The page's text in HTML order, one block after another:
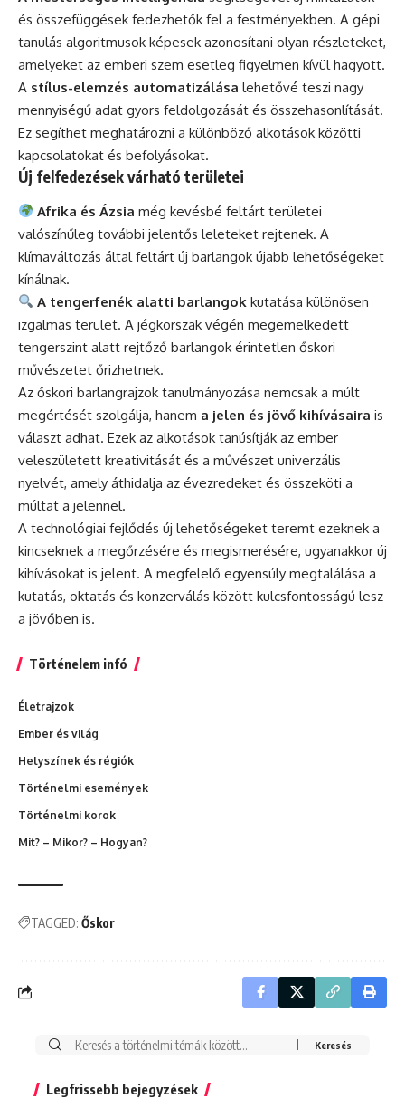
és összefüggések fedezhetők fel a festményekben. A gépi
tanulás algoritmusok képesek azonosítani olyan részleteket,
amelyeket az emberi szem esetleg figyelmen kívül hagyott.
A stílus-elemzés automatizálása lehetővé teszi nagy
mennyiségű adat gyors feldolgozását és összehasonlítását.
Ez segíthet meghatározni a különböző alkotások közötti
kapcsolatokat és befolyásokat.
Új felfedezések várható területei
Afrika és Ázsia még kevésbé feltárt területei
valószínűleg további jelentős leleteket rejtenek. A
klímaváltozás által feltárt új barlangok újabb lehetőségeket
kínálnak.
A tengerfenék alatti barlangok kutatása különösen
izgalmas terület. A jégkorszak végén megemelkedett
tengerszint alatt rejtőző barlangok érintetlen őskori
művészetet őrizhetnek.
Az őskori barlangrajzok tanulmányozása nemcsak a múlt
megértését szolgálja, hanem a jelen és jövő kihívásaira is
választ adhat. Ezek az alkotások tanúsítják az ember
veleszületett kreativitását és a művészet univerzális
nyelvét, amely áthidalja az évezredeket és összeköti a
múltat a jelennel.
A technológiai fejlődés új lehetőségeket teremt ezeknek a
kincseknek a megőrzésére és megismerésére, ugyanakkor új
kihívásokat is jelent. A megfelelő egyensúly megtalálása a
kutatás, oktatás és konzerválás között kulcsfontosságú lesz
a jövőben is.
Történelem infó
Életrajzok
Ember és világ
Helyszínek és régiók
Történelmi események
Történelmi korok
Mit? – Mikor? – Hogyan?
TAGGED: Őskor
Search
Legfrissebb bejegyzések